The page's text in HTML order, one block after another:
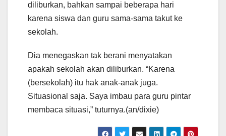
diliburkan, bahkan sampai beberapa hari
karena siswa dan guru sama-sama takut ke
sekolah.
Dia menegaskan tak berani menyatakan
apakah sekolah akan diliburkan. “Karena
(bersekolah) itu hak anak-anak juga.
Situasional saja. Saya imbau para guru pintar
membaca situasi,” tuturnya.(an/dixie)